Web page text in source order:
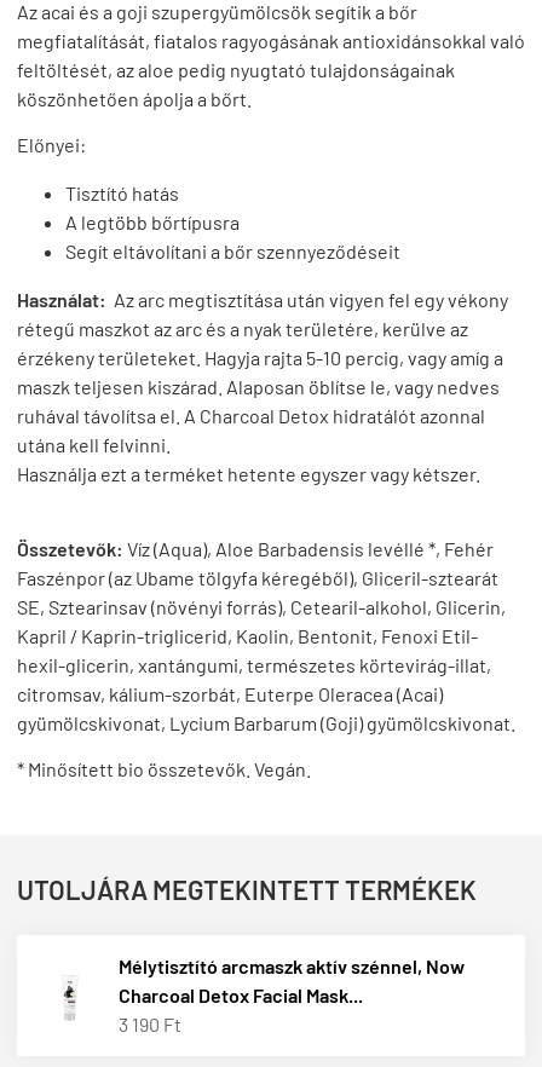
Az acai és a goji szupergyümölcsök segítik a bőr
megfiatalítását, fiatalos ragyogásának antioxidánsokkal való
feltöltését, az aloe pedig nyugtató tulajdonságainak
köszönhetően ápolja a bőrt.
Előnyei:
Tisztító hatás
A legtöbb bőrtípusra
Segít eltávolítani a bőr szennyeződéseit
Használat: Az arc megtisztítása után vigyen fel egy vékony
rétegű maszkot az arc és a nyak területére, kerülve az
érzékeny területeket. Hagyja rajta 5-10 percig, vagy amíg a
maszk teljesen kiszárad. Alaposan öblítse le, vagy nedves
ruhával távolítsa el. A Charcoal Detox hidratálót azonnal
utána kell felvinni.
Használja ezt a terméket hetente egyszer vagy kétszer.
Összetevők: Víz (Aqua), Aloe Barbadensis levéllé *, Fehér
Faszénpor (az Ubame tölgyfa kéregéből), Gliceril-sztearát
SE, Sztearinsav (növényi forrás), Cetearil-alkohol, Glicerin,
Kapril / Kaprin-triglicerid, Kaolin, Bentonit, Fenoxi Etil-
hexil-glicerin, xantángumi, természetes körtevirág-illat,
citromsav, kálium-szorbát, Euterpe Oleracea (Acai)
gyümölcskivonat, Lycium Barbarum (Goji) gyümölcskivonat.
* Minősített bio összetevők. Vegán.
UTOLJÁRA MEGTEKINTETT TERMÉKEK
Mélytisztító arcmaszk aktív szénnel, Now
Charcoal Detox Facial Mask...
3 190 Ft